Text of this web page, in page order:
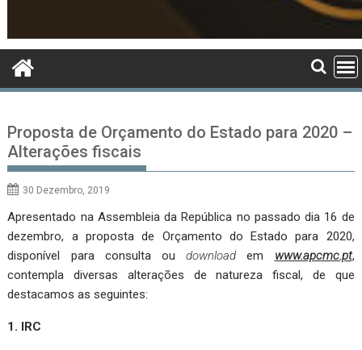
Proposta de Orçamento do Estado para 2020 –
Alterações fiscais
30 Dezembro, 2019
Apresentado na Assembleia da República no passado dia 16 de
dezembro, a proposta de Orçamento do Estado para 2020,
disponível para consulta oudownload em www.apcmc.pt,
contempla diversas alterações de natureza fiscal, de que
destacamos as seguintes:
1. IRC